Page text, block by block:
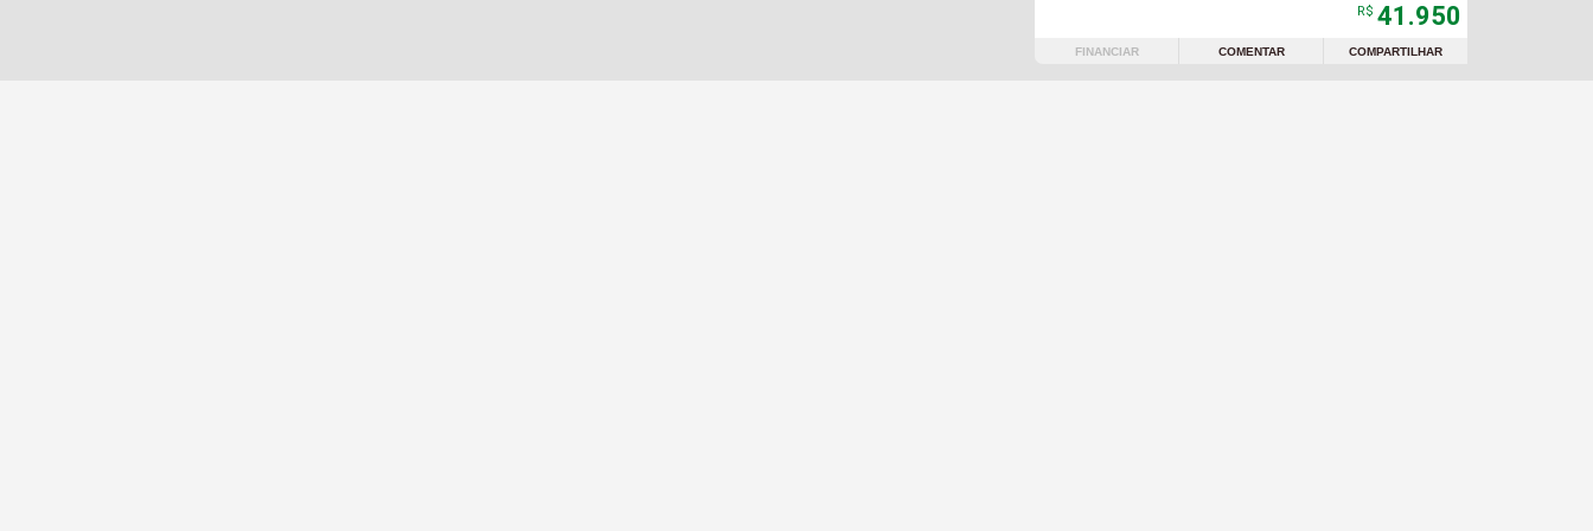
R$ 41.950
FINANCIAR COMENTAR COMPARTILHAR